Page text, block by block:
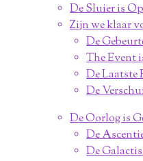
De Sluier is
Zijn we klaar
De
The Event
De Laatste
De
De Oorlog is
De
De